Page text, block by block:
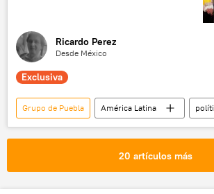
Ricardo Perez
Desde México
Exclusiva
Grupo de Puebla América Latina
Ernesto Samper
Luiz Inacio Lula da Silva
💬 Entrevistas
OTAN
Colombia
EEUU
20 artículos más